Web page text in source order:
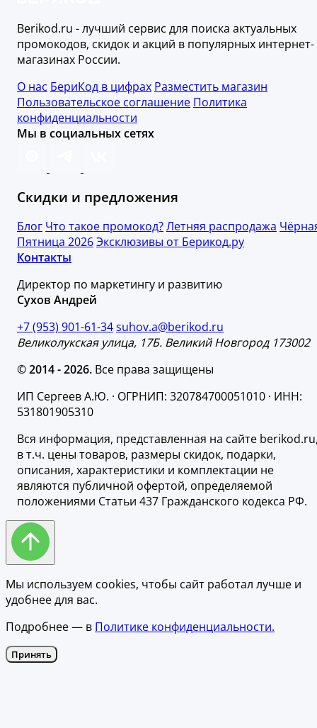
Berikod.ru - лучший сервис для поиска актуальных
промокодов, скидок и акций в популярных интернет-
магазинах России.
О нас БериКод в цифрах Разместить магазин
Пользовательское соглашение Политика
конфиденциальности
Мы в социальных сетях
Скидки и предложения
Блог Что такое промокод?Летняя распродажа
Пятница 2026Эксклюзивы от Берикод.ру
Контакты
Директор по маркетингу и развитию
Сухов Андрей
+7 (953) 901-61-34suhov.a@berikod.ru
Великолукская улица, 17Б. Великий Новгород 173002
© 2014 - 2026. Все права защищены
ИП Сергеев А.Ю. · ОГРНИП: 320784700051010 · ИНН:
531801905310
Вся информация, представленная на сайте
в т.ч. цены товаров, размеры скидок, подарки,
описания, характеристики и комплектации не
являются публичной офертой, определяемой
положениями Статьи 437 Гражданского кодекса РФ.
Мы используем cookies, чтобы сайт работал лучше и
удобнее для вас.
Подробнее — в Политике конфиденциальности.
Принять